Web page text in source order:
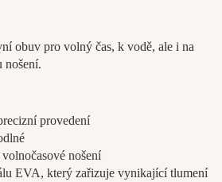
obuv pro volný čas, k vodě, ale i na
nošení.
provedení
nošení
EVA, který zařizuje vynikající tlumení